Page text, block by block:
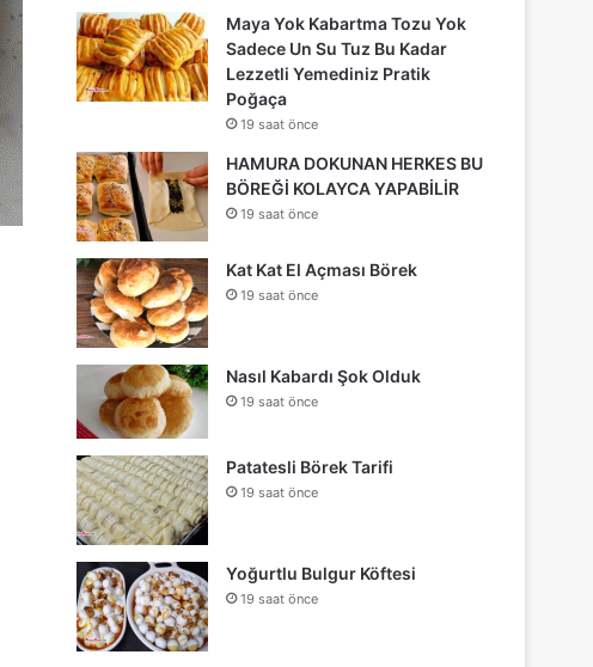
Maya Yok Kabartma Tozu Yok
Sadece Un Su Tuz Bu Kadar
Lezzetli Yemediniz Pratik
Poğaça
19 saat önce
HAMURA DOKUNAN HERKES BU
BÖREĞİ KOLAYCA YAPABİLİR
19 saat önce
Kat Kat El Açması Börek
19 saat önce
Nasıl Kabardı Şok Olduk
19 saat önce
Patatesli Börek Tarifi
19 saat önce
Yoğurtlu Bulgur Köftesi
19 saat önce